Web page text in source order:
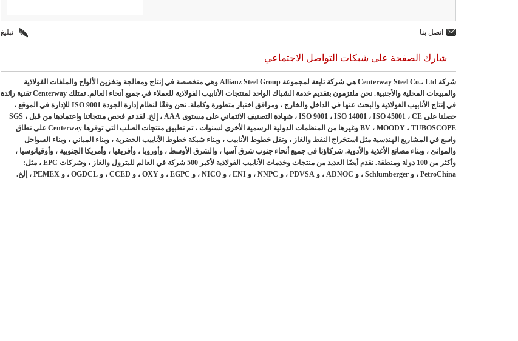
اتصل بنا تبليغ
شارك الصفحة على شبكات التواصل الاجتماعي
شركة Centerway Steel Co.، Ltd هي شركة تابعة لمجموعة Allianz Steel Group وهي متخصصة في إنتاج ومعالجة وتخزين الألواح والملفات الفولاذية
والمبيعات المحلية والأجنبية. نحن ملتزمون بتقديم خدمة الشباك الواحد لمنتجات الأنابيب الفولاذية للعملاء في جميع أنحاء العالم. تمتلك Centerway تقنية رائدة
في إنتاج الأنابيب الفولاذية والبحث عنها في الداخل والخارج ، ومرافق اختبار متطورة وكاملة. نحن وفقًا لنظام إدارة الجودة ISO 9001 للإدارة في الموقع ،
حصلنا على ISO 9001 ، ISO 14001 ، ISO 45001 ، CE ، شهادة التصنيف الائتماني على مستوى AAA ، إلخ. لقد تم فحص منتجاتنا واعتمادها من قبل SGS ،
BV ، MOODY ، TUBOSCOPE وغيرها من المنظمات الدولية الرسمية الأخرى لسنوات ، تم تطبيق منتجات الصلب التي توفرها Centerway على نطاق
واسع في المشاريع الهندسية مثل استخراج النفط والغاز ، ونقل خطوط الأنابيب ، وبناء شبكة خطوط الأنابيب الحضرية ، وبناء المباني ، وبناء السواحل
والموانئ ، وبناء مصانع الأغذية والأدوية. شركاؤنا في جميع أنحاء جنوب شرق آسيا ، والشرق الأوسط ، وأوروبا ، وأفريقيا ، وأمريكا الجنوبية ، وأوقيانوسيا ،
وأكثر من 100 دولة ومنطقة. نقدم أيضًا العديد من منتجات وخدمات الأنابيب الفولاذية لأكبر 500 شركة في العالم للبترول والغاز ، وشركات EPC ، مثل:
PetroChina ، و Schlumberger ، و ADNOC ، و PDVSA ، و NNPC ، و ENI ، و NICO ، و EGPC ، و OXY ، و CCED ، و OGDCL ، و PEMEX ، إلخ.